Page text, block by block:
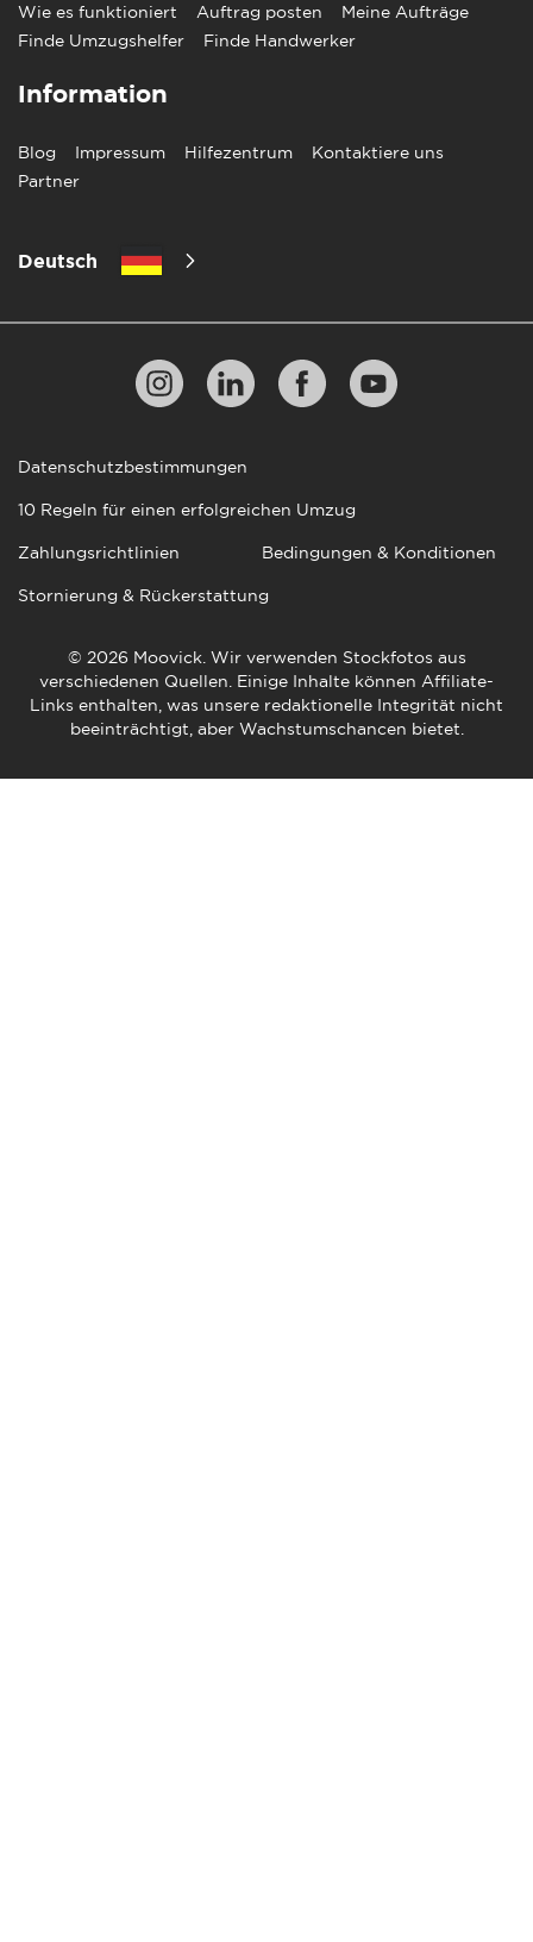
Wie es funktioniert Auftrag posten
Meine Aufträge
Finde Umzugshelfer
Finde Handwerker
Information
Blog Impressum Hilfezentrum
Kontaktiere uns
Partner
Deutsch
© 2026 Moovick. Wir verwenden Stockfotos aus
verschiedenen Quellen. Einige Inhalte können Affiliate-
Links enthalten, was unsere redaktionelle Integrität nicht
beeinträchtigt, aber Wachstumschancen bietet.
Datenschutzbestimmungen
10 Regeln für einen erfolgreichen Umzug
Zahlungsrichtlinien Bedingungen & Konditionen
Stornierung & Rückerstattung